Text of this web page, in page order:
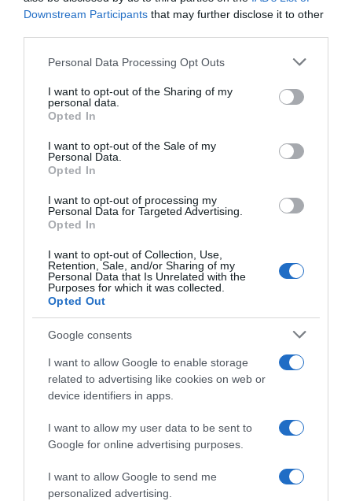
Downstream Participants that may further disclose it to other
Please note that this website/app uses one or more Google
not limited to your visit or usage behaviour. You may click to
grant or deny consent to Google and its third-party tags to
use your data for below specified purposes in below Google
consent section.
Personal Data Processing Opt Outs
I want to opt-out of the Sharing of my
personal data.
Opted In
I want to opt-out of the Sale of my
Personal Data.
Opted In
I want to opt-out of processing my
Personal Data for Targeted Advertising.
Opted In
I want to opt-out of Collection, Use,
Retention, Sale, and/or Sharing of my
Personal Data that Is Unrelated with the
Purposes for which it was collected.
Opted Out
Google consents
I want to allow Google to enable storage
related to advertising like cookies on web or
device identifiers in apps.
I want to allow my user data to be sent to
Google for online advertising purposes.
I want to allow Google to send me
personalized advertising.
ΛΟΓΑΡΙΑΣΜΟΣ - ΛΙΟΛΙΟΥ ΚΑΤΕΡΙΝΑ
Παρακαλώ Περιμένετε...
ΔΕΥΤΕΡΑ – ΡΕΜΟΣ ΑΝΤΩΝΗΣ